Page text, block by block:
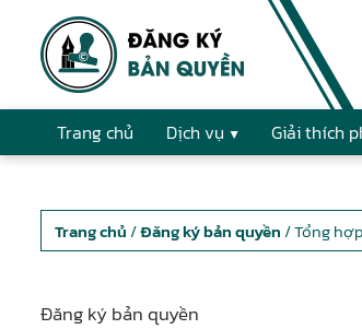
Trang chủ Dịch vụ Giải thích
Trang chủ /Đăng ký bản quyền / Tổng
Đăng ký bản quyền